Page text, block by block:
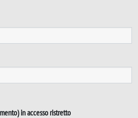
in accesso ristretto